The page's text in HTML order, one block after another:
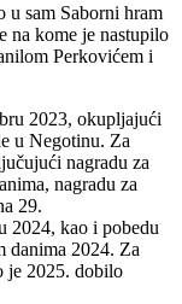
u sam Saborni hram
na kome je nastupilo
Perkovićem i
2023, okupljajući
u Negotinu. Za
nagradu za
nagradu za
29.
2024, kao i pobedu
danima 2024. Za
je 2025. dobilo